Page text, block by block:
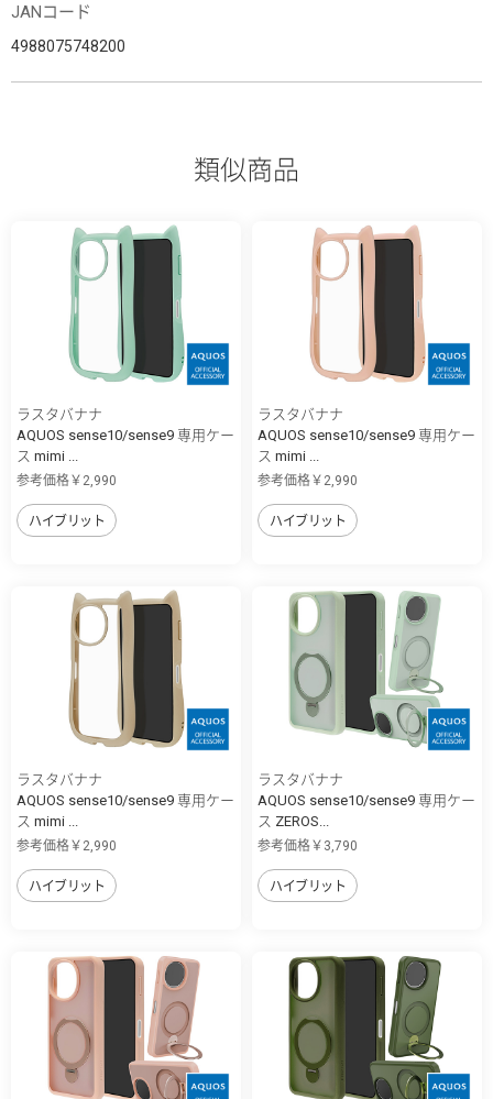
JANコード
4988075748200
類似商品
ラスタバナナ
AQUOS sense10/sense9 専用ケー
ス mimi ...
参考価格￥2,990
ハイブリット
ラスタバナナ
AQUOS sense10/sense9 専用ケー
ス mimi ...
参考価格￥2,990
ハイブリット
ラスタバナナ
AQUOS sense10/sense9 専用ケー
ス mimi ...
参考価格￥2,990
ハイブリット
ラスタバナナ
AQUOS sense10/sense9 専用ケー
ス ZEROS...
参考価格￥3,790
ハイブリット